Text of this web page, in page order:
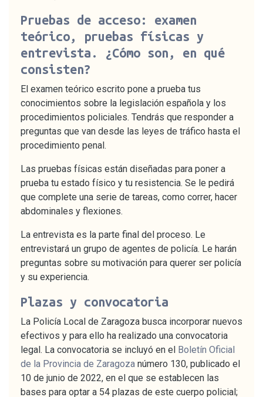
Pruebas de acceso: examen
teórico, pruebas físicas y
entrevista. ¿Cómo son, en qué
consisten?
El examen teórico escrito pone a prueba tus
conocimientos sobre la legislación española y los
procedimientos policiales. Tendrás que responder a
preguntas que van desde las leyes de tráfico hasta el
procedimiento penal.
Las pruebas físicas están diseñadas para poner a
prueba tu estado físico y tu resistencia. Se le pedirá
que complete una serie de tareas, como correr, hacer
abdominales y flexiones.
La entrevista es la parte final del proceso. Le
entrevistará un grupo de agentes de policía. Le harán
preguntas sobre su motivación para querer ser policía
y su experiencia.
Plazas y convocatoria
La Policía Local de Zaragoza busca incorporar nuevos
efectivos y para ello ha realizado una convocatoria
legal. La convocatoria se incluyó en el Boletín Oficial
de la Provincia de Zaragoza número 130, publicado el
10 de junio de 2022, en el que se establecen las
bases para optar a 54 plazas de este cuerpo policial;